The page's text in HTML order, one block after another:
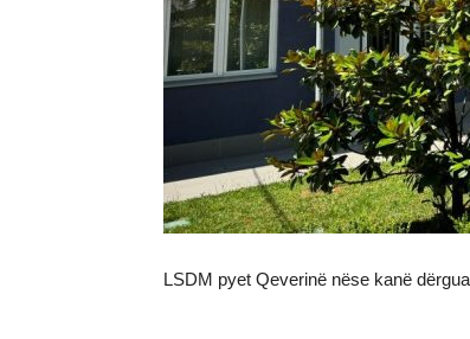
LSDM pyet Qeverinë nëse kanë